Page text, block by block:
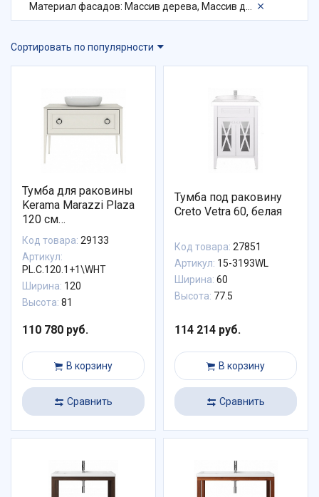
Сортировать по популярности
Тумба для раковины
Kerama Marazzi Plaza
120 см
PL.C.120.1+1\WHT
Код товара: 29133
Артикул:
PL.C.120.1+1\WHT
Ширина: 120
Высота: 81
110 780 руб.
В корзину
Сравнить
Тумба под раковину
Creto Vetra 60, белая
Код товара: 27851
Артикул: 15-3193WL
Ширина: 60
Высота: 77.5
114 214 руб.
В корзину
Сравнить